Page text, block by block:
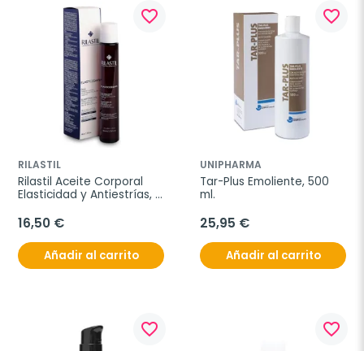
favorite_border
RILASTIL
Rilastil Aceite Corporal
Elasticidad y Antiestrías,
16,50 €
Añadir al carrito
favorite_border
UNIPHARMA
Tar-Plus Emoliente, 500
ml.
25,95 €
Añadir al carrito
favorite_border favorite_border